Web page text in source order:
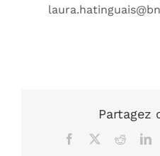
Partagez